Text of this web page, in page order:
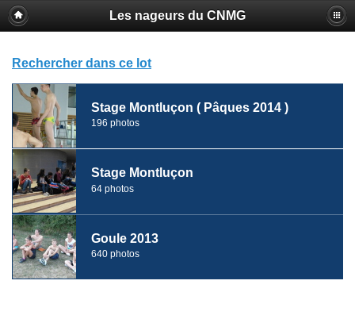
Les nageurs du CNMG
Rechercher dans ce lot
Stage Montluçon ( Pâques 2014 )
196 photos
Stage Montluçon
64 photos
Goule 2013
640 photos